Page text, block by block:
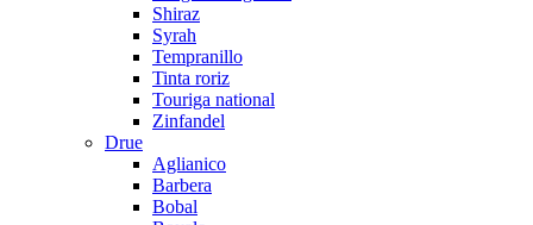
Shiraz
Syrah
Tempranillo
Tinta roriz
Touriga national
Zinfandel
Drue
Aglianico
Barbera
Bobal